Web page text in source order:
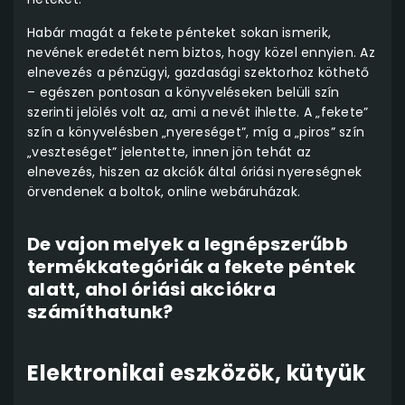
Habár magát a fekete pénteket sokan ismerik,
nevének eredetét nem biztos, hogy közel ennyien. Az
elnevezés a pénzügyi, gazdasági szektorhoz köthető
– egészen pontosan a könyveléseken belüli szín
szerinti jelölés volt az, ami a nevét ihlette. A „fekete”
szín a könyvelésben „nyereséget”, míg a „piros” szín
„veszteséget” jelentette, innen jön tehát az
elnevezés, hiszen az akciók által óriási nyereségnek
örvendenek a boltok, online webáruházak.
De vajon melyek a legnépszerűbb
termékkategóriák a fekete péntek
alatt, ahol óriási akciókra
számíthatunk?
Elektronikai eszközök, kütyük